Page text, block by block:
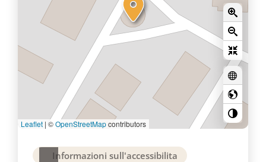
Leaflet | ©OpenStreetMapcontributors
Informazioni sull'accessibilita